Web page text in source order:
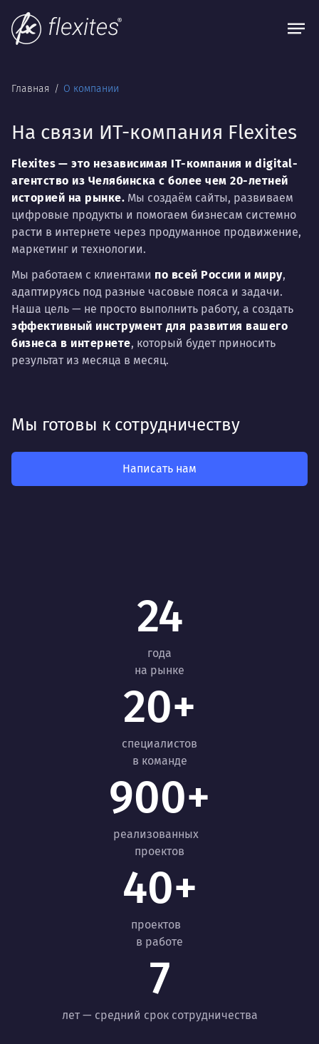
Главная О компании
На связи ИТ-компания Flexites
Flexites — это независимая IT-компания и digital-
агентство из Челябинска с более чем 20-летней
историей на рынке. Мы создаём сайты, развиваем
цифровые продукты и помогаем бизнесам системно
расти в интернете через продуманное продвижение,
маркетинг и технологии.
Мы работаем с клиентами по всей России и миру,
адаптируясь под разные часовые пояса и задачи.
Наша цель — не просто выполнить работу, а создать
эффективный инструмент для развития вашего
бизнеса в интернете, который будет приносить
результат из месяца в месяц.
Мы готовы к сотрудничеству
Написать нам
24
года
на рынке
20+
специалистов
в команде
900+
реализованных
проектов
40+
проектов
в работе
7
лет — средний срок сотрудничества